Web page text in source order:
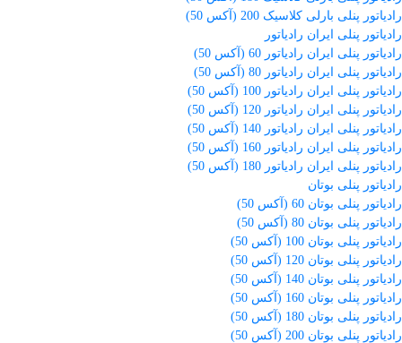
رادیاتور پنلی بارلی کلاسیک 200 (آکس 50)
رادیاتور پنلی ایران رادیاتور
رادیاتور پنلی ایران رادیاتور 60 (آکس 50)
رادیاتور پنلی ایران رادیاتور 80 (آکس 50)
رادیاتور پنلی ایران رادیاتور 100 (آکس 50)
رادیاتور پنلی ایران رادیاتور 120 (آکس 50)
رادیاتور پنلی ایران رادیاتور 140 (آکس 50)
رادیاتور پنلی ایران رادیاتور 160 (آکس 50)
رادیاتور پنلی ایران رادیاتور 180 (آکس 50)
رادیاتور پنلی بوتان
رادیاتور پنلی بوتان 60 (آکس 50)
رادیاتور پنلی بوتان 80 (آکس 50)
رادیاتور پنلی بوتان 100 (آکس 50)
رادیاتور پنلی بوتان 120 (آکس 50)
رادیاتور پنلی بوتان 140 (آکس 50)
رادیاتور پنلی بوتان 160 (آکس 50)
رادیاتور پنلی بوتان 180 (آکس 50)
رادیاتور پنلی بوتان 200 (آکس 50)